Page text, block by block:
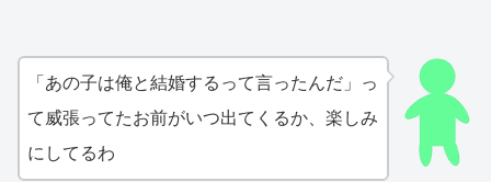
「あの子は俺と結婚するって言ったんだ」っ
て威張ってたお前がいつ出てくるか、楽しみ
にしてるわ